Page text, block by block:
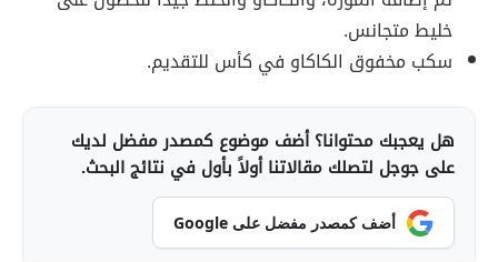
خليط متجانس.
سكب مخفوق الكاكاو في كأس للتقديم.
هل يعجبك محتوانا؟ أضف موضوع كمصدر مفضل لديك
على جوجل لتصلك مقالاتنا أولاً بأول في نتائج البحث.
أضف كمصدر مفضل على Google